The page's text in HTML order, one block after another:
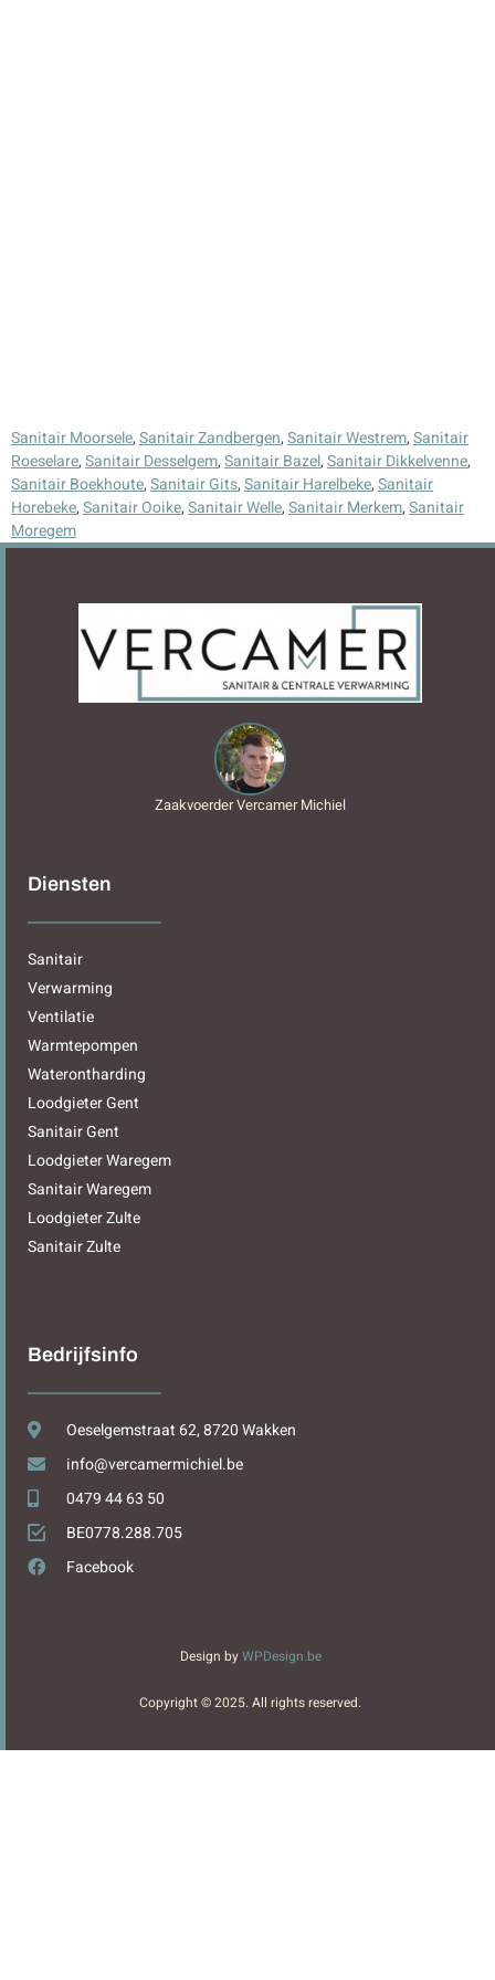
Sanitair Moorsele,Sanitair Zandbergen,Sanitair Westrem,Sanitair
Roeselare,Sanitair Desselgem,Sanitair Bazel,Sanitair Dikkelvenne,
Sanitair Boekhoute,Sanitair Gits,Sanitair Harelbeke,Sanitair
Horebeke,Sanitair Ooike,Sanitair Welle,Sanitair Merkem,Sanitair
Moregem
Zaakvoerder Vercamer Michiel
Diensten
Sanitair
Verwarming
Ventilatie
Warmtepompen
Waterontharding
Loodgieter Gent
Sanitair Gent
Loodgieter Waregem
Sanitair Waregem
Loodgieter Zulte
Sanitair Zulte
Bedrijfsinfo
Oeselgemstraat 62, 8720 Wakken
info@vercamermichiel.be
0479 44 63 50
BE0778.288.705
Facebook
Design byWPDesign.be
Copyright © 2025. All rights reserved.